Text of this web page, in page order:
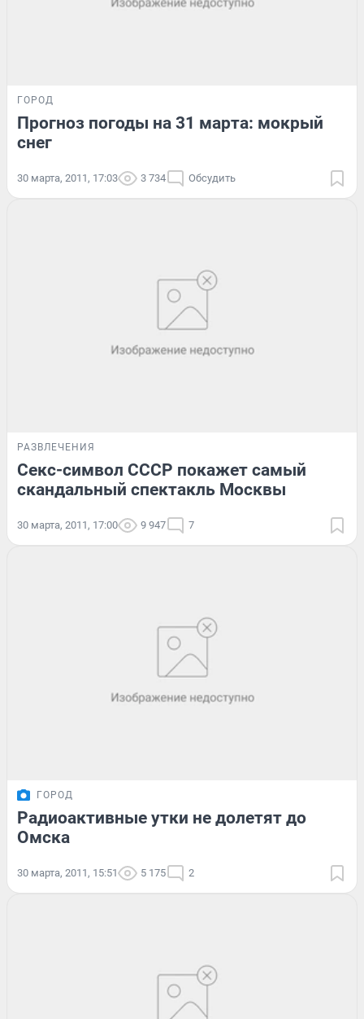
ГОРОД
Прогноз погоды на 31 марта: мокрый
снег
30 марта, 2011, 17:03 3 734 Обсудить
РАЗВЛЕЧЕНИЯ
Секс-символ СССР покажет самый
скандальный спектакль Москвы
30 марта, 2011, 17:00 9 947 7
ГОРОД
Радиоактивные утки не долетят до
Омска
30 марта, 2011, 15:51 5 175 2